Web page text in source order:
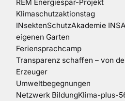
REM Energiespar-Projekt
Klimaschutzaktionstag
INsektenSchutzAkademie
eigenen Garten
Feriensprachcamp
Transparenz schaffen – von
Erzeuger
Umweltbegegnungen
Netzwerk BildungKlima-plus-